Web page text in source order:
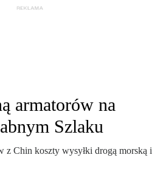
armatorów na
Szlaku
z Chin koszty wysyłki drogą morską i